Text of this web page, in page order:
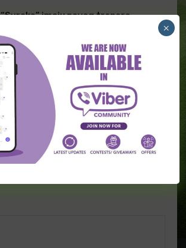
“Svrake” imaju novog trenera
Poznat novi selektor Italije
Zidan na klupi “Trikolora”
×